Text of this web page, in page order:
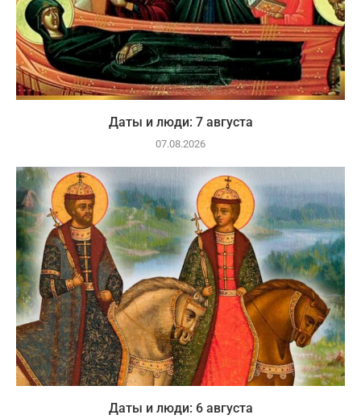
Даты и люди: 7 августа
07.08.2026
Даты и люди: 6 августа